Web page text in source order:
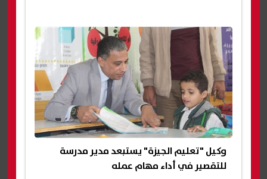
وكيل "تعليم الجيزة" يستبعد مدير مدرسة
للتقصير في أداء مهام عمله